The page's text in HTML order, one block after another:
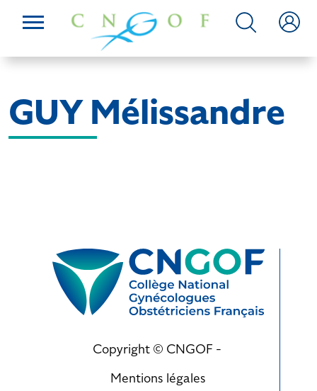
GUY Mélissandre
Copyright © CNGOF -
Mentions légales